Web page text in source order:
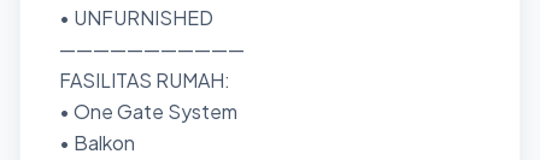
• UNFURNISHED
———————————
FASILITAS RUMAH:
• One Gate System
• Balkon